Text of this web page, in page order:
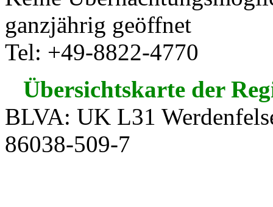
ganzjährig geöffnet
Tel: +49-8822-4770
Übersichtskarte der
BLVA: UK L31
86038-509-7